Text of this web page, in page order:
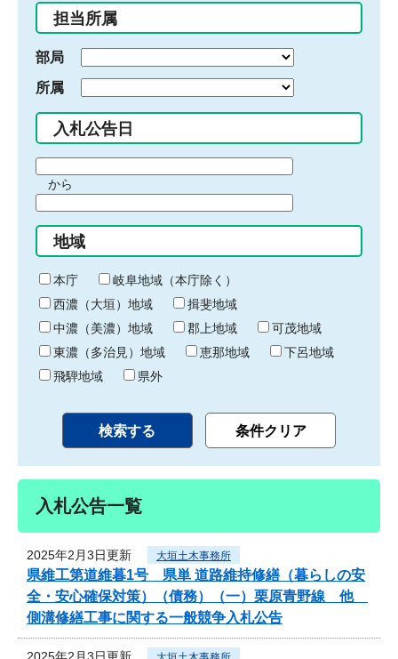
入
力
担当所属
部局
所属
入札公告日
間
始
り
から
間
終
わ
り
地域
本庁
岐阜地域（本庁除く）
西濃（大垣）地域
揖斐地域
中濃（美濃）地域
郡上地域
可茂地域
東濃（多治見）地域
恵那地域
下呂地域
飛騨地域
県外
入札公告一覧
2025年2月3日更新 大垣土木事務所
県維工第道維暮1号 県単 道路維持修繕（暮らしの安
全・安心確保対策）（債務）（一）栗原青野線 他
側溝修繕工事に関する一般競争入札公告